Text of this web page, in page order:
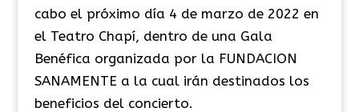
cabo el próximo día 4 de marzo de 2022 en
el Teatro Chapí, dentro de una Gala
Benéfica organizada por la FUNDACION
SANAMENTE a la cual irán destinados los
beneficios del concierto.